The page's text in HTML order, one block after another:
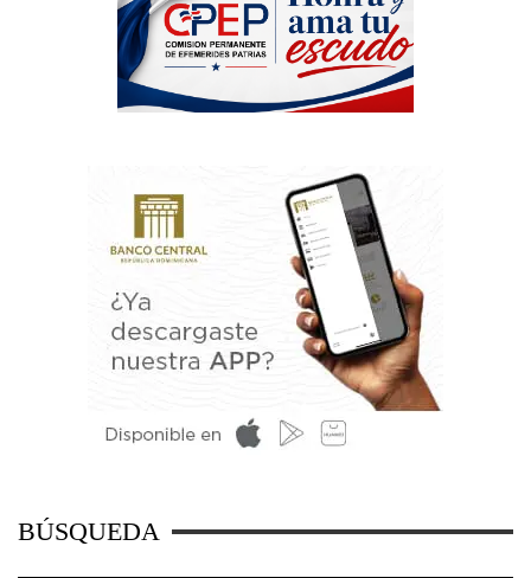
BÚSQUEDA